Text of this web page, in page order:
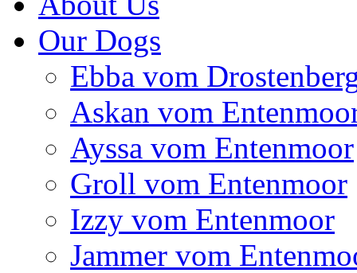
Our Dogs
Ebba vom
Askan vom
Ayssa vom Entenmoor
Groll vom Entenmoor
Izzy vom Entenmoor
Jammer vom